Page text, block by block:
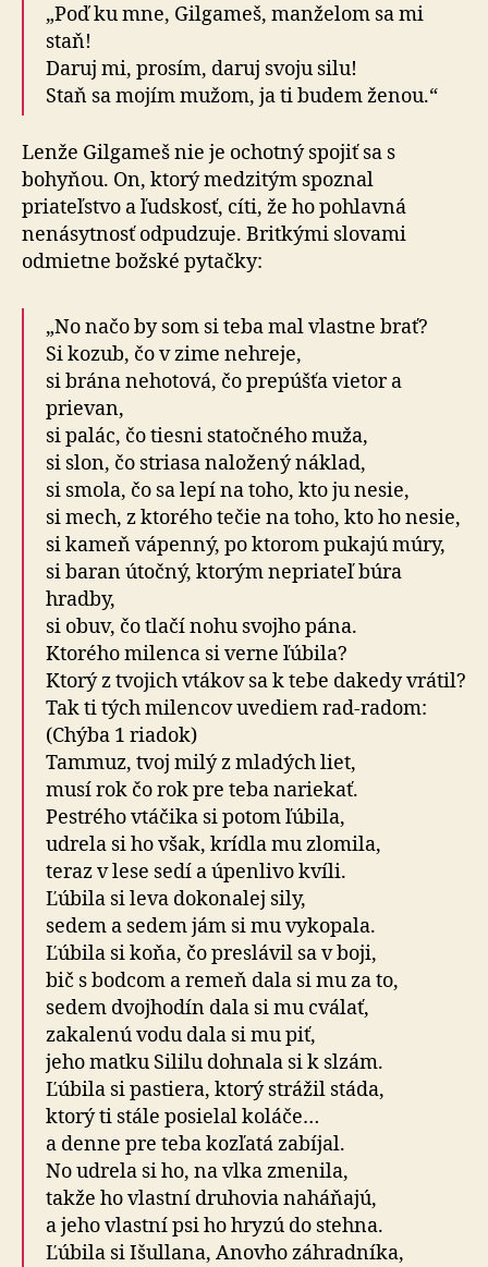
„Poď ku mne, Gilgameš, manželom sa mi
staň!
Daruj mi, prosím, daruj svoju silu!
Staň sa mojím mužom, ja ti budem ženou.“
Lenže Gilgameš nie je ochotný spojiť sa s
bohyňou. On, ktorý medzitým spoznal
priateľstvo a ľudskosť, cíti, že ho pohlavná
nenásytnosť odpudzuje. Britkými slovami
odmietne božské pytačky:
„No načo by som si teba mal vlastne brať?
Si kozub, čo v zime nehreje,
si brána nehotová, čo prepúšťa vietor a
prievan,
si palác, čo tiesni statočného muža,
si slon, čo striasa naložený náklad,
si smola, čo sa lepí na toho, kto ju nesie,
si mech, z ktorého tečie na toho, kto ho nesie,
si kameň vápenný, po ktorom pukajú múry,
si baran útočný, ktorým nepriateľ búra
hradby,
si obuv, čo tlačí nohu svojho pána.
Ktorého milenca si verne ľúbila?
Ktorý z tvojich vtákov sa k tebe dakedy vrátil?
Tak ti tých milencov uvediem rad-radom:
(Chýba 1 riadok)
Tammuz, tvoj milý z mladých liet,
musí rok čo rok pre teba nariekať.
Pestrého vtáčika si potom ľúbila,
udrela si ho však, krídla mu zlomila,
teraz v lese sedí a úpenlivo kvíli.
Ľúbila si leva dokonalej sily,
sedem a sedem jám si mu vykopala.
Ľúbila si koňa, čo preslávil sa v boji,
bič s bodcom a remeň dala si mu za to,
sedem dvojhodín dala si mu cválať,
zakalenú vodu dala si mu piť,
jeho matku Sililu dohnala si k slzám.
Ľúbila si pastiera, ktorý strážil stáda,
ktorý ti stále posielal koláče…
a denne pre teba kozľatá zabíjal.
No udrela si ho, na vlka zmenila,
takže ho vlastní druhovia naháňajú,
a jeho vlastní psi ho hryzú do stehna.
Ľúbila si Išullana, Anovho záhradníka,